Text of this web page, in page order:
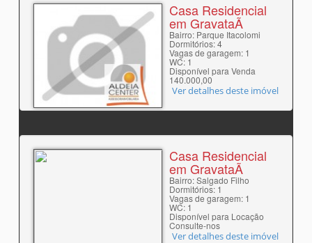
Casa Residencial
em GravataÃ­
Bairro: Parque Itacolomi
Dormitórios: 4
Vagas de garagem: 1
WC: 1
Disponível para Venda
140.000,00
Ver detalhes deste imóvel
Casa Residencial
em GravataÃ­
Bairro: Salgado Filho
Dormitórios: 1
Vagas de garagem: 1
WC: 1
Disponível para Locação
Consulte-nos
Ver detalhes deste imóvel